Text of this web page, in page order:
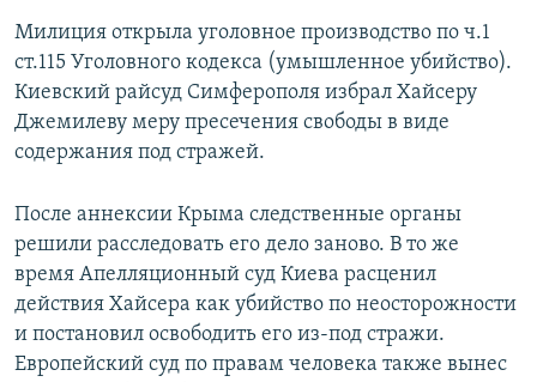
Милиция открыла уголовное производство по ч.1
ст.115 Уголовного кодекса (умышленное убийство).
Киевский райсуд Симферополя избрал Хайсеру
Джемилеву меру пресечения свободы в виде
содержания под стражей.
После аннексии Крыма следственные органы
решили расследовать его дело заново. В то же
время Апелляционный суд Киева расценил
действия Хайсера как убийство по неосторожности
и постановил освободить его из-под стражи.
Европейский суд по правам человека также вынес